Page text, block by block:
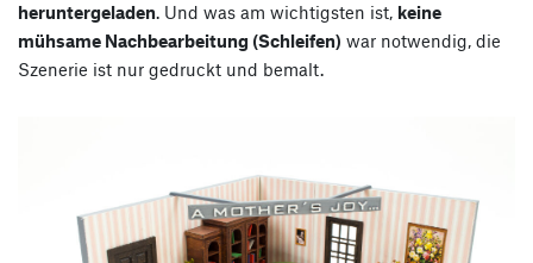
heruntergeladen. Und was am wichtigsten ist, keine
mühsame Nachbearbeitung (Schleifen) war notwendig, die
Szenerie ist nur gedruckt und bemalt.